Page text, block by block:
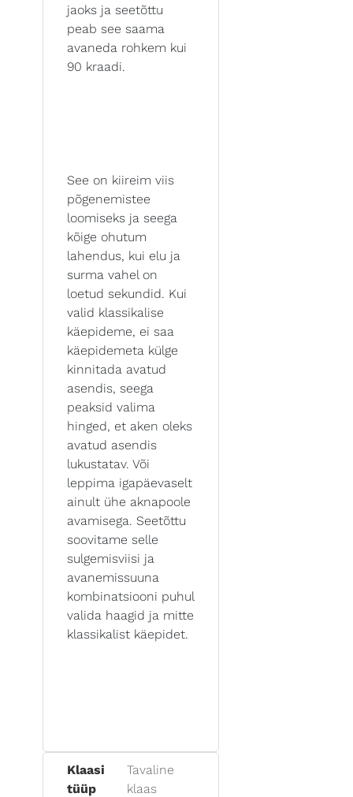
jaoks ja seetõttu
peab see saama
avaneda rohkem kui
90 kraadi.
See on kiireim viis
põgenemistee
loomiseks ja seega
kõige ohutum
lahendus, kui elu ja
surma vahel on
loetud sekundid. Kui
valid klassikalise
käepideme, ei saa
käepidemeta külge
kinnitada avatud
asendis, seega
peaksid valima
hinged, et aken oleks
avatud asendis
lukustatav. Või
leppima igapäevaselt
ainult ühe aknapoole
avamisega. Seetõttu
soovitame selle
sulgemisviisi ja
avanemissuuna
kombinatsiooni puhul
valida haagid ja mitte
klassikalist käepidet.
Klaasi
tüüp
Tavaline
klaas